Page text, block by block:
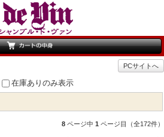
PCサイトへ
在庫ありのみ表示
8 ページ中 1 ページ目（全172件）